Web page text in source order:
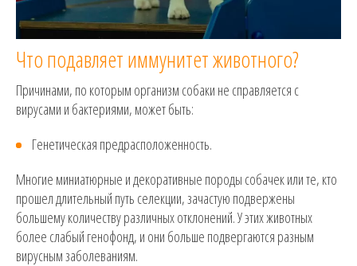
Что подавляет иммунитет животного?
Причинами, по которым организм собаки не справляется с
вирусами и бактериями, может быть:
Генетическая предрасположенность.
Многие миниатюрные и декоративные породы собачек или те, кто
прошел длительный путь селекции, зачастую подвержены
большему количеству различных отклонений. У этих животных
более слабый генофонд, и они больше подвергаются разным
вирусным заболеваниям.